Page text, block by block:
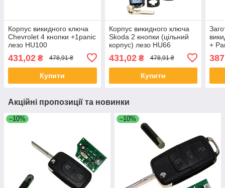
Корпус викидного ключа
Chevrolet 4 кнопки +1panic
лезо HU100
431,02 ₴ 478,91 ₴
Купити
Корпус викидного ключа
Skoda 2 кнопки (цільний
корпус) лезо HU66
431,02₴ 478,91 ₴
Купити
+
Акційні пропозиції та новинки
–10% –10%